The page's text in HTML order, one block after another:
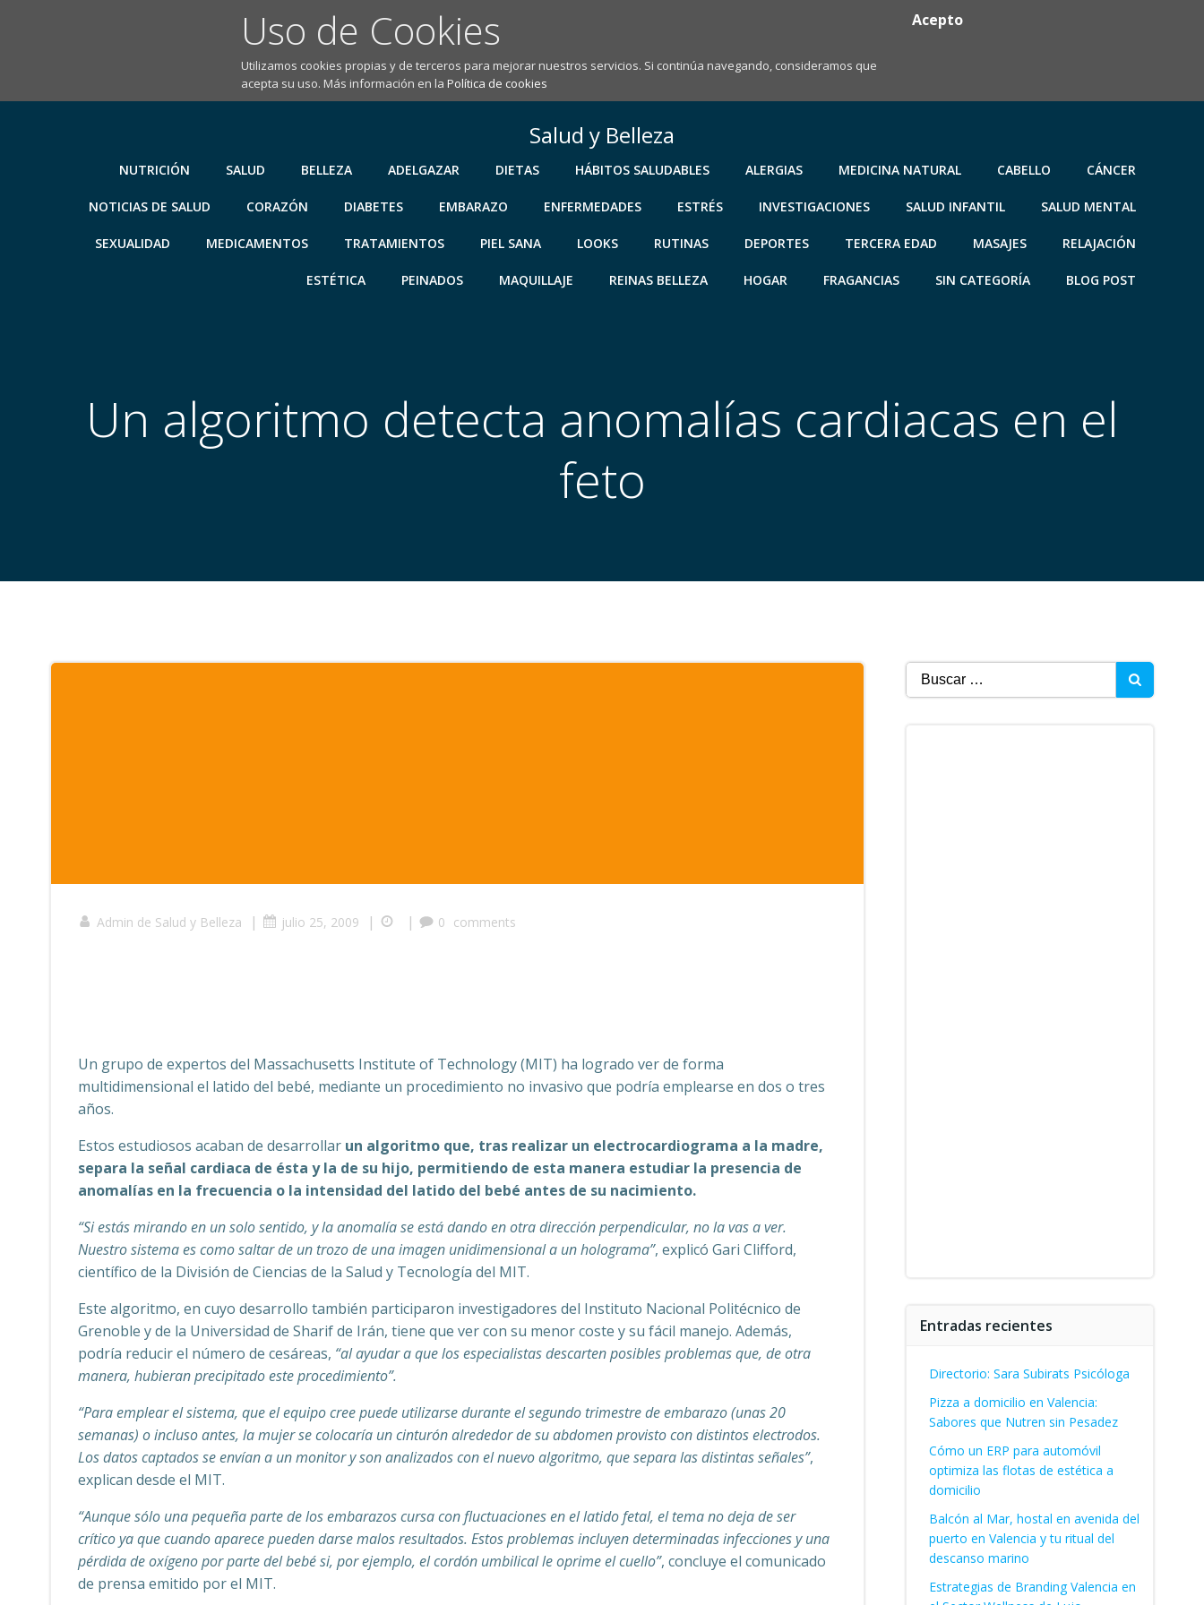
Uso de Cookies
Utilizamos cookies propias y de terceros para mejorar nuestros servicios. Si continúa navegando, consideramos que
acepta su uso. Más información en la Política de cookies
Acepto
Salud y Belleza
NUTRICIÓN SALUD BELLEZA ADELGAZAR DIETAS HÁBITOS SALUDABLES ALERGIAS MEDICINA NATURAL CABELLO CÁNCER
NOTICIAS DE SALUD CORAZÓN DIABETES EMBARAZO ENFERMEDADES ESTRÉS INVESTIGACIONES SALUD INFANTIL SALUD MENTAL
SEXUALIDAD MEDICAMENTOS TRATAMIENTOS PIEL SANA LOOKS RUTINAS DEPORTES TERCERA EDAD MASAJES RELAJACIÓN
ESTÉTICA PEINADOS MAQUILLAJE REINAS BELLEZA HOGAR FRAGANCIAS SIN CATEGORÍA BLOG POST
Un algoritmo detecta anomalías cardiacas en el
feto
Admin de Salud y Belleza | julio 25, 2009 | | 0 comments
Un grupo de expertos del Massachusetts Institute of Technology (MIT) ha logrado ver de forma
multidimensional el latido del bebé, mediante un procedimiento no invasivo que podría emplearse en dos o tres
años.
Estos estudiosos acaban de desarrollar un algoritmo que, tras realizar un electrocardiograma a la madre,
separa la señal cardiaca de ésta y la de su hijo, permitiendo de esta manera estudiar la presencia de
anomalías en la frecuencia o la intensidad del latido del bebé antes de su nacimiento.
“Si estás mirando en un solo sentido, y la anomalía se está dando en otra dirección perpendicular, no la vas a ver.
Nuestro sistema es como saltar de un trozo de una imagen unidimensional a un holograma”, explicó Gari Clifford,
científico de la División de Ciencias de la Salud y Tecnología del MIT.
Este algoritmo, en cuyo desarrollo también participaron investigadores del Instituto Nacional Politécnico de
Grenoble y de la Universidad de Sharif de Irán, tiene que ver con su menor coste y su fácil manejo. Además,
podría reducir el número de cesáreas, “al ayudar a que los especialistas descarten posibles problemas que, de otra
manera, hubieran precipitado este procedimiento”.
“Para emplear el sistema, que el equipo cree puede utilizarse durante el segundo trimestre de embarazo (unas 20
semanas) o incluso antes, la mujer se colocaría un cinturón alrededor de su abdomen provisto con distintos electrodos.
Los datos captados se envían a un monitor y son analizados con el nuevo algoritmo, que separa las distintas señales”,
explican desde el MIT.
“Aunque sólo una pequeña parte de los embarazos cursa con fluctuaciones en el latido fetal, el tema no deja de ser
crítico ya que cuando aparece pueden darse malos resultados. Estos problemas incluyen determinadas infecciones y una
pérdida de oxígeno por parte del bebé si, por ejemplo, el cordón umbilical le oprime el cuello”, concluye el comunicado
de prensa emitido por el MIT.
Buscar:
Entradas recientes
Directorio: Sara Subirats Psicóloga
Pizza a domicilio en Valencia:
Sabores que Nutren sin Pesadez
Cómo un ERP para automóvil
optimiza las flotas de estética a
domicilio
Balcón al Mar, hostal en avenida del
puerto en Valencia y tu ritual del
descanso marino
Estrategias de Branding Valencia en